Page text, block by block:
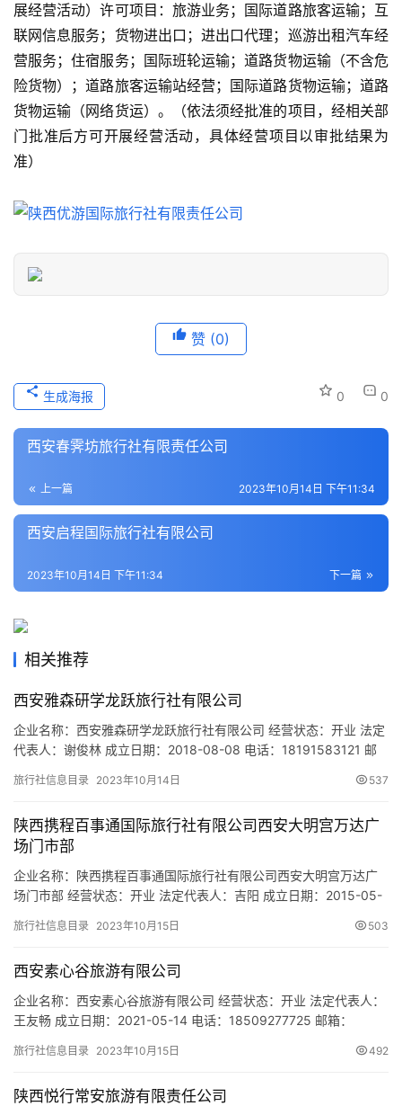
旅
游
信
息
历
史
化
导
游
之
地
生
活
旅
游
城
登录 注册
展经营活动）许可项目：旅游业务；国际道路旅客运输；互
联网信息服务；货物进出口；进出口代理；巡游出租汽车经
营服务；住宿服务；国际班轮运输；道路货物运输（不含危
险货物）；道路旅客运输站经营；国际道路货物运输；道路
货物运输（网络货运）。（依法须经批准的项目，经相关部
门批准后方可开展经营活动，具体经营项目以审批结果为
准）
赞 (0)
0 0
生成海报
西安春霁坊旅行社有限责任公司
上一篇 2023年10月14日 下午11:34
西安启程国际旅行社有限公司
下一篇
2023年10月14日 下午11:34
相关推荐
西安雅森研学龙跃旅行社有限公司
企业名称：西安雅森研学龙跃旅行社有限公司 经营状态：开业 法定
代表人：谢俊林 成立日期：2018-08-08 电话：18191583121 邮
西省西安市曲江新区雁翔路1号大汉上林苑景区(南区1号) 网址：- 经
旅行及夏令营的项…
旅行社信息目录 2023年10月14日 537
陕西携程百事通国际旅行社有限公司西安大明宫万达广
场门市部
企业名称：陕西携程百事通国际旅行社有限公司西安大明宫万达广
场门市部 经营状态：开业 法定代表人：吉阳 成立日期：2015-05-
信用代码：91610135MA6TYKF18P 注册地址：陕西省西安市未央
项…
旅行社信息目录 2023年10月15日 503
西安素心谷旅游有限公司
企业名称：西安素心谷旅游有限公司 经营状态：开业 法定代表人：
王友畅 成立日期：2021-05-14 电话：18509277725 邮箱：
91610122MAB0W42486 注册地址：陕西省西安市蓝田县三官庙镇
营地服务；旅游开发项目策划咨询；…
旅行社信息目录 2023年10月15日 492
陕西悦行常安旅游有限责任公司